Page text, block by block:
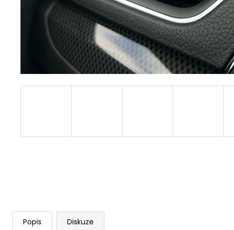
Popis Diskuze
20 Kč